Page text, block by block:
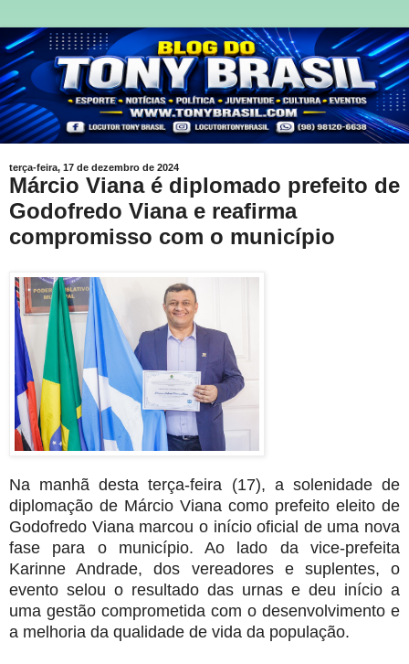
terça-feira, 17 de dezembro de 2024
Márcio Viana é diplomado prefeito de
Godofredo Viana e reafirma
compromisso com o município
Na manhã desta terça-feira (17), a solenidade de
diplomação de Márcio Viana como prefeito eleito de
Godofredo Viana marcou o início oficial de uma nova
fase para o município. Ao lado da vice-prefeita
Karinne Andrade, dos vereadores e suplentes, o
evento selou o resultado das urnas e deu início a
uma gestão comprometida com o desenvolvimento e
a melhoria da qualidade de vida da população.